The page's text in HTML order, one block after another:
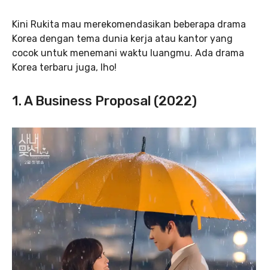
Kini Rukita mau merekomendasikan beberapa drama
Korea dengan tema dunia kerja atau kantor yang
cocok untuk menemani waktu luangmu. Ada drama
Korea terbaru juga, lho!
1. A Business Proposal (2022)